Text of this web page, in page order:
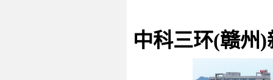
中科三环(赣州)